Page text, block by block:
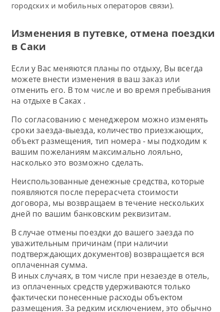
городских и мобильных операторов связи).
Изменения в путевке, отмена поездки
в Саки
Если у Вас меняются планы по отдыху, Вы всегда
можете внести изменения в ваш заказ или
отменить его. В том числе и во время пребывания
на отдыхе в Саках .
По согласованию с менеджером можно изменять
сроки заезда-выезда, количество приезжающих,
объект размещения, тип номера - мы подходим к
вашим пожеланиям максимально лояльно,
насколько это возможно сделать.
Неиспользованные денежные средства, которые
появляются после перерасчета стоимости
договора, мы возвращаем в течение нескольких
дней по вашим банковским реквизитам.
В случае отмены поездки до вашего заезда по
уважительным причинам (при наличии
подтверждающих документов) возвращается вся
оплаченная сумма.
В иных случаях, в том числе при незаезде в отель,
из оплаченных средств удерживаются только
фактически понесенные расходы объектом
размещения. За редким исключением, это обычно